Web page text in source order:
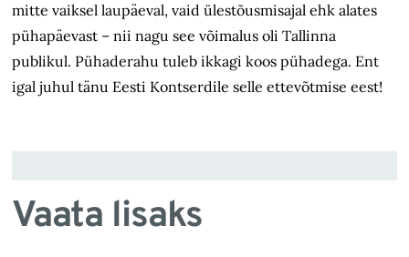
mitte vaiksel laupäeval, vaid ülestõusmisajal ehk alates
pühapäevast – nii nagu see võimalus oli Tallinna
publikul. Pühaderahu tuleb ikkagi koos pühadega. Ent
igal juhul tänu Eesti Kontserdile selle ettevõtmise eest!
Vaata lisaks